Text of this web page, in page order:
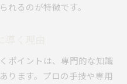
れるのが特徴です。
ポイントは、専門的な知識
ります。プロの手技や専用